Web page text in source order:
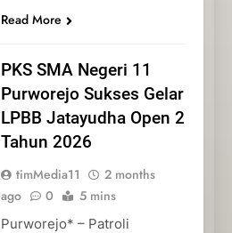
Read More
PKS SMA Negeri 11
Purworejo Sukses Gelar
LPBB Jatayudha Open 2
Tahun 2026
timMedia11
2 months
ago
0 5 mins
Purworejo* – Patroli